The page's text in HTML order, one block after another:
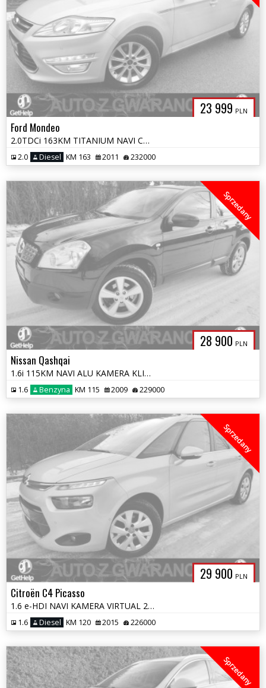
23 999 PLN
Ford Mondeo
2.0TDCi 163KM TITANIUM NAVI CONVERS LED GRZANE FOTELE OPŁATY GWARANCJ
2.0 Diesel KM 163 2011 232000
28 900 PLN
Sprzedany
Nissan Qashqai
1.6i 115KM NAVI ALU KAMERA KLIMATRONIK OPŁATY GWARANCJA
1.6 Benzyna KM 115 2009 229000
29 900 PLN
Sprzedany
Citroën C4 Picasso
1.6 e-HDI NAVI KAMERA VIRTUAL 2xPDC BLIS ParkPILOT LED OPŁATY GWARANC
1.6 Diesel KM 120 2015 226000
Sprzedany